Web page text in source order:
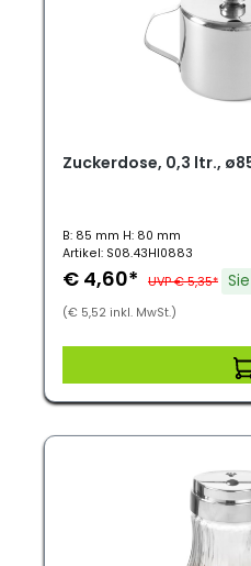
Zuckerdose, 0,3 ltr.,
B: 85 mm H: 80 mm
Artikel: S08.43HI0883
€ 4,60* UVP € 5,35*
(€ 5,52 inkl. MwSt.)